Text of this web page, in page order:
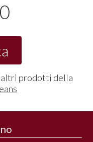
altri prodotti della